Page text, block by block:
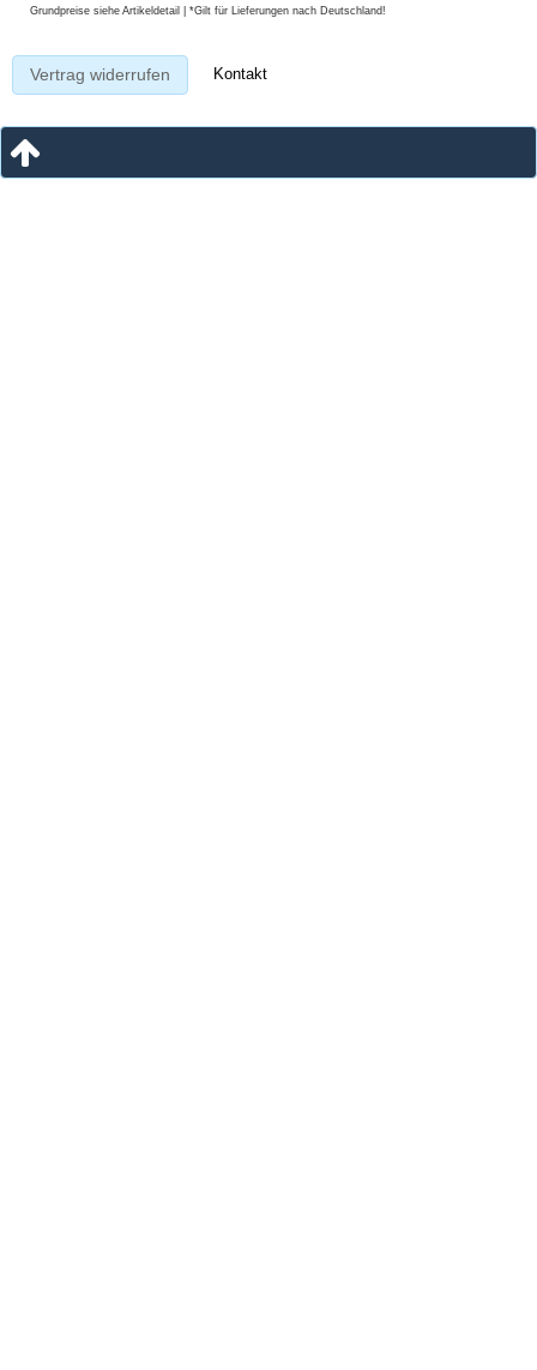
Grundpreise siehe Artikeldetail | *Gilt für Lieferungen nach Deutschland!
Vertrag widerrufen Kontakt